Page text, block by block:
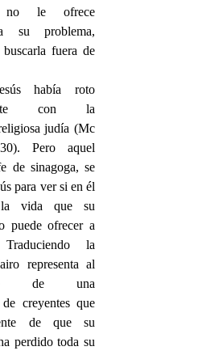
no le ofrece
su problema,
fuera de
había roto
con la
judía (Mc
30). Pero aquel
de sinagoga, se
para ver si en él
la vida que su
puede ofrecer a
la
representa al
de una
creyentes que
de que su
perdido toda su